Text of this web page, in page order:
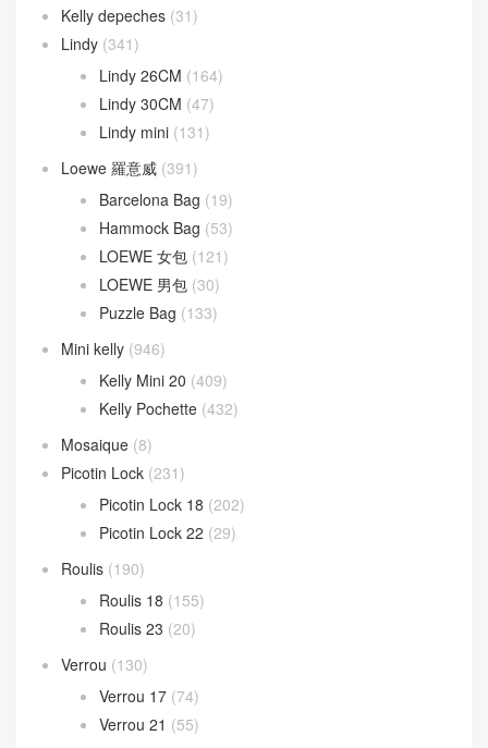
Kelly depeches (31)
Lindy (341)
Lindy 26CM (164)
Lindy 30CM (47)
Lindy mini (131)
Loewe 羅意威 (391)
Barcelona Bag (19)
Hammock Bag (53)
LOEWE 女包 (121)
LOEWE 男包 (30)
Puzzle Bag (133)
Mini kelly (946)
Kelly Mini 20 (409)
Kelly Pochette (432)
Mosaique (8)
Picotin Lock (231)
Picotin Lock 18 (202)
Picotin Lock 22 (29)
Roulis (190)
Roulis 18 (155)
Roulis 23 (20)
Verrou (130)
Verrou 17 (74)
Verrou 21 (55)